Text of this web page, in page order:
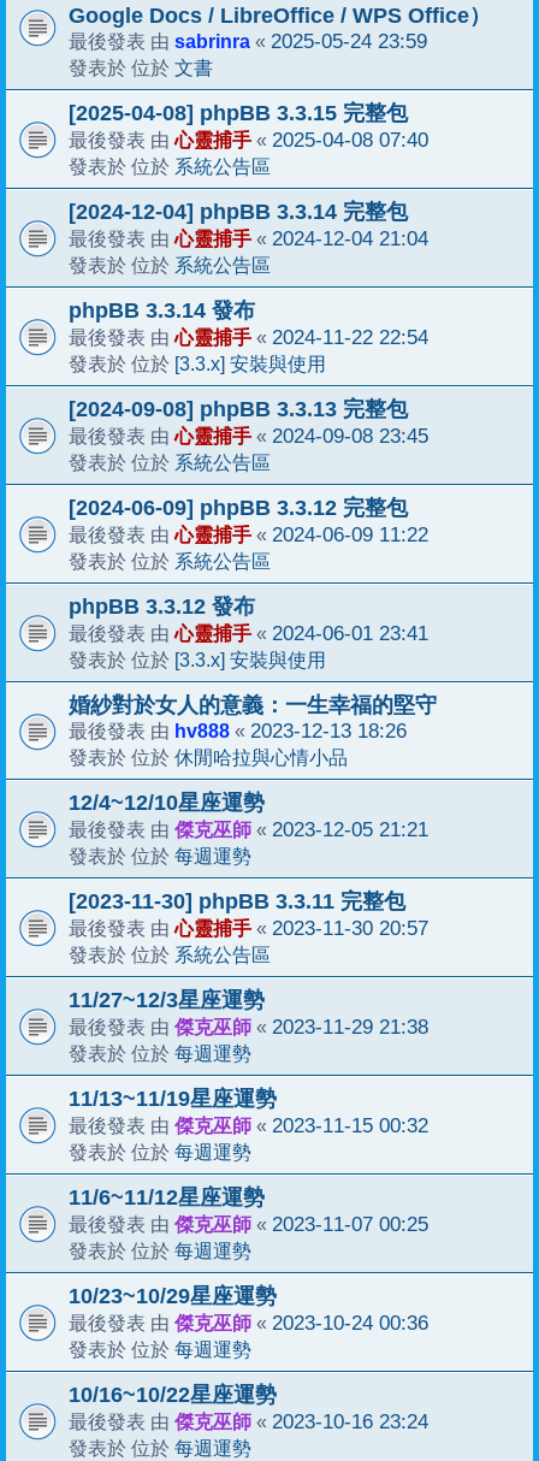
Google Docs / LibreOffice / WPS Office）
最後發表 由 sabrinra « 2025-05-24 23:59
發表於 位於 文書
[2025-04-08] phpBB 3.3.15 完整包
最後發表 由心靈捕手 « 2025-04-08 07:40
發表於 位於 系統公告區
[2024-12-04] phpBB 3.3.14 完整包
最後發表 由心靈捕手 « 2024-12-04 21:04
發表於 位於 系統公告區
phpBB 3.3.14 發布
最後發表 由心靈捕手 « 2024-11-22 22:54
發表於 位於 [3.3.x] 安裝與使用
[2024-09-08] phpBB 3.3.13 完整包
最後發表 由心靈捕手 « 2024-09-08 23:45
發表於 位於 系統公告區
[2024-06-09] phpBB 3.3.12 完整包
最後發表 由心靈捕手 « 2024-06-09 11:22
發表於 位於 系統公告區
phpBB 3.3.12 發布
最後發表 由心靈捕手 « 2024-06-01 23:41
發表於 位於 [3.3.x] 安裝與使用
婚紗對於女人的意義：一生幸福的堅守
最後發表 由 hv888 « 2023-12-13 18:26
發表於 位於 休閒哈拉與心情小品
12/4~12/10星座運勢
最後發表 由 傑克巫師 « 2023-12-05 21:21
發表於 位於 每週運勢
[2023-11-30] phpBB 3.3.11 完整包
最後發表 由心靈捕手 « 2023-11-30 20:57
發表於 位於 系統公告區
11/27~12/3星座運勢
最後發表 由 傑克巫師 « 2023-11-29 21:38
發表於 位於 每週運勢
11/13~11/19星座運勢
最後發表 由 傑克巫師 « 2023-11-15 00:32
發表於 位於 每週運勢
11/6~11/12星座運勢
最後發表 由 傑克巫師 « 2023-11-07 00:25
發表於 位於 每週運勢
10/23~10/29星座運勢
最後發表 由 傑克巫師 « 2023-10-24 00:36
發表於 位於 每週運勢
10/16~10/22星座運勢
最後發表 由 傑克巫師 « 2023-10-16 23:24
發表於 位於 每週運勢